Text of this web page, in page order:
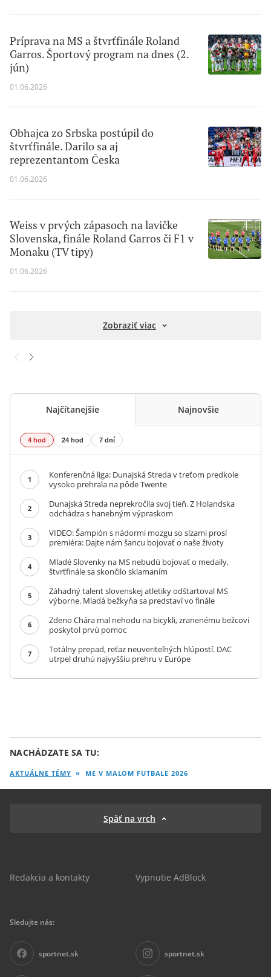
Príprava na MS a štvrťfinále Roland
Garros. Športový program na dnes (2.
jún)
01.06.2026
Obhajca zo Srbska postúpil do
štvrťfinále. Darilo sa aj
reprezentantom Česka
01.06.2026
Weiss v prvých zápasoch na lavičke
Slovenska, finále Roland Garros či F1 v
Monaku (TV tipy)
01.06.2026
Zobraziť viac
Najčítanejšie Najnovšie
4 hod 24 hod 7 dní
1
Konferenčná liga: Dunajská Streda v treťom predkole
vysoko prehrala na pôde Twente
2
Dunajská Streda neprekročila svoj tieň. Z Holandska
odchádza s hanebným výpraskom
3
VIDEO: Šampión s nádormi mozgu so slzami prosí
premiéra: Dajte nám šancu bojovať o naše životy
4
Mladé Slovenky na MS nebudú bojovať o medaily,
štvrťfinále sa skončilo sklamaním
5
Záhadný talent slovenskej atletiky odštartoval MS
výborne. Mladá bežkyňa sa predstaví vo finále
6
Zdeno Chára mal nehodu na bicykli, zranenému bežcovi
poskytol prvú pomoc
7
Totálny prepad, reťaz neuveriteľných hlúpostí. DAC
utrpel druhú najvyššiu prehru v Európe
NACHÁDZATE SA TU:
AKTUÁLNE TÉMY » ME V MALOM FUTBALE 2026
Späť na vrch
Redakcia a kontakty Vypnutie AdBlock
Sledujte nás:
sportnet.sk sportnet.sk